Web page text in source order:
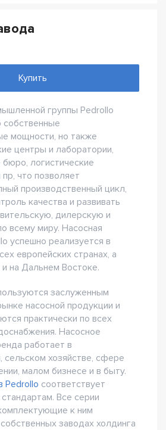
Купить
группы Pedrollo
собственные
мощности, но также
центры и лаборатории,
бюро, логистические
что позволяет
производственный цикл,
качества и развивать
дилерскую и
всему миру. Насосная
успешно реализуется в
европейских странах, а
на Дальнем Востоке.
заслуженным
насосной продукции и
практически по всех
Насосное
работает в
хозяйстве, сфере
малом бизнесе и в быту.
Pedrollo соответствует
Все серии
к ним
заводах холдинга